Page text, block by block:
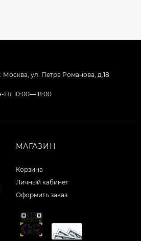
Москва, ул. Петра Романова, д.18
Пт 10:00—18:00
МАГАЗИН
Корзина
Личный кабинет
Оформить заказ